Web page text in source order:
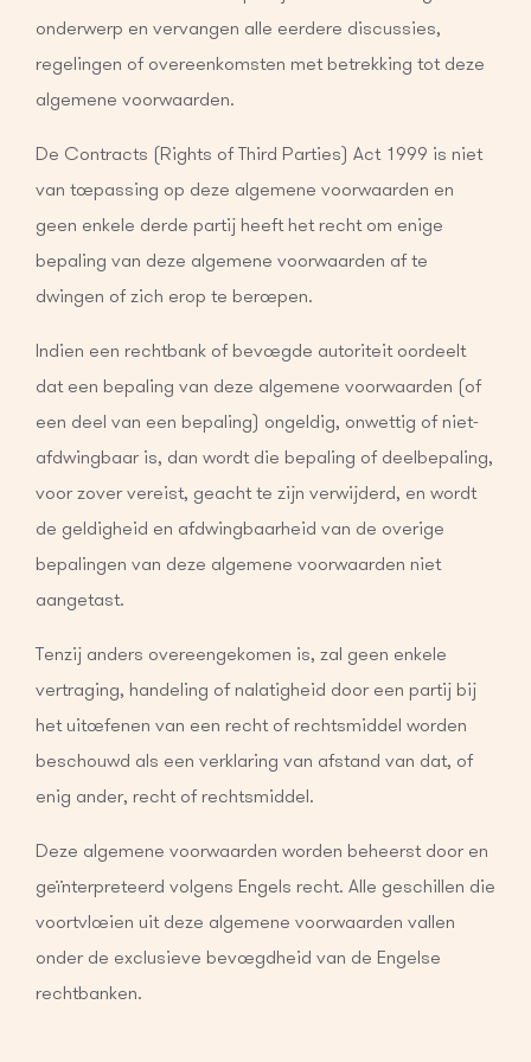
onderwerp en vervangen alle eerdere discussies,
regelingen of overeenkomsten met betrekking tot deze
algemene voorwaarden.
De Contracts (Rights of Third Parties) Act 1999 is niet
van toepassing op deze algemene voorwaarden en
geen enkele derde partij heeft het recht om enige
bepaling van deze algemene voorwaarden af te
dwingen of zich erop te beroepen.
Indien een rechtbank of bevoegde autoriteit oordeelt
dat een bepaling van deze algemene voorwaarden (of
een deel van een bepaling) ongeldig, onwettig of niet-
afdwingbaar is, dan wordt die bepaling of deelbepaling,
voor zover vereist, geacht te zijn verwijderd, en wordt
de geldigheid en afdwingbaarheid van de overige
bepalingen van deze algemene voorwaarden niet
aangetast.
Tenzij anders overeengekomen is, zal geen enkele
vertraging, handeling of nalatigheid door een partij bij
het uitoefenen van een recht of rechtsmiddel worden
beschouwd als een verklaring van afstand van dat, of
enig ander, recht of rechtsmiddel.
Deze algemene voorwaarden worden beheerst door en
geïnterpreteerd volgens Engels recht. Alle geschillen die
voortvloeien uit deze algemene voorwaarden vallen
onder de exclusieve bevoegdheid van de Engelse
rechtbanken.